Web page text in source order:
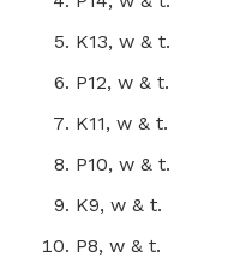
K13, w & t.
P12, w & t.
K11, w & t.
P10, w & t.
K9, w & t.
P8, w & t.